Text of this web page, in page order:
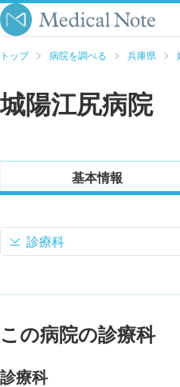
トップ 病院を調べる 兵庫県
城陽江尻病院
基本情報
診療科
この病院の診療科
診療科